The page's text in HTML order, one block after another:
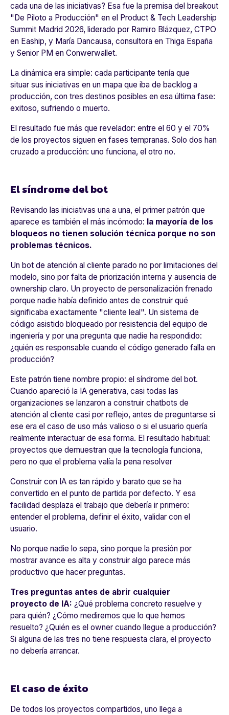
cada una de las iniciativas? Esa fue la premisa del breakout
"De Piloto a Producción" en el Product & Tech Leadership
Summit Madrid 2026, liderado por Ramiro Blázquez, CTPO
en Eaship, y María Dancausa, consultora en Thiga España
y Senior PM en Conwerwallet.
La dinámica era simple: cada participante tenía que
situar sus iniciativas en un mapa que iba de backlog a
producción, con tres destinos posibles en esa última fase:
exitoso, sufriendo o muerto.
El resultado fue más que revelador: entre el 60 y el 70%
de los proyectos siguen en fases tempranas. Solo dos han
cruzado a producción: uno funciona, el otro no.
El síndrome del bot
Revisando las iniciativas una a una, el primer patrón que
aparece es también el más incómodo: la mayoría de los
bloqueos no tienen solución técnica porque no son
problemas técnicos.
Un bot de atención al cliente parado no por limitaciones del
modelo, sino por falta de priorización interna y ausencia de
ownership claro. Un proyecto de personalización frenado
porque nadie había definido antes de construir qué
significaba exactamente "cliente leal". Un sistema de
código asistido bloqueado por resistencia del equipo de
ingeniería y por una pregunta que nadie ha respondido:
¿quién es responsable cuando el código generado falla en
producción?
Este patrón tiene nombre propio: el síndrome del bot.
Cuando apareció la IA generativa, casi todas las
organizaciones se lanzaron a construir chatbots de
atención al cliente casi por reflejo, antes de preguntarse si
ese era el caso de uso más valioso o si el usuario quería
realmente interactuar de esa forma. El resultado habitual:
proyectos que demuestran que la tecnología funciona,
pero no que el problema valía la pena resolver
Construir con IA es tan rápido y barato que se ha
convertido en el punto de partida por defecto. Y esa
facilidad desplaza el trabajo que debería ir primero:
entender el problema, definir el éxito, validar con el
usuario.
No porque nadie lo sepa, sino porque la presión por
mostrar avance es alta y construir algo parece más
productivo que hacer preguntas.
Tres preguntas antes de abrir cualquier
proyecto de IA: ¿Qué problema concreto resuelve y
para quién? ¿Cómo mediremos que lo que hemos
resuelto? ¿Quién es el owner cuando llegue a producción?
Si alguna de las tres no tiene respuesta clara, el proyecto
no debería arrancar.
El caso de éxito
De todos los proyectos compartidos, uno llega a